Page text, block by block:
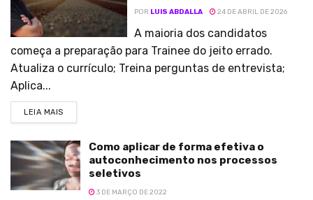
POR LUIS ABDALLA 24 DE ABRIL DE 2026
A maioria dos candidatos
começa a preparação para Trainee do jeito errado.
Atualiza o currículo; Treina perguntas de entrevista;
Aplica...
LEIA MAIS
Como aplicar de forma efetiva o
autoconhecimento nos processos
seletivos
3 DE MARÇO DE 2022